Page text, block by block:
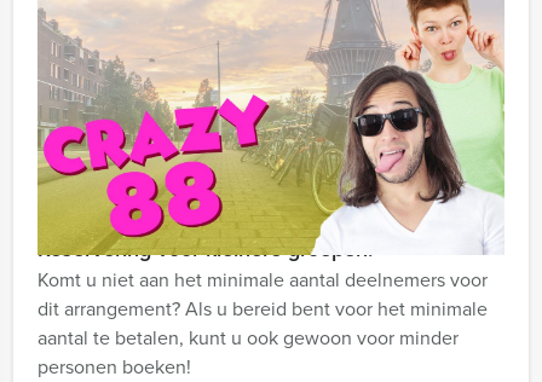
Crazy Tip:
Niet telkens uw knip hoeven trekken om uw drankje af
te rekenen tijdens uw Crazy Lunch? Voor € 13,50 per
persoon per uur (excl. BTW) kunt u gebruikmaken van
het drankarrangement, waarbij u onbeperkt kunt
genieten van bier, fris, huiswijn, koffie en thee. Zo
komt u achteraf niet voor verrassingen te staan!
Reservering voor kleinere groepen:
Komt u niet aan het minimale aantal deelnemers voor
dit arrangement? Als u bereid bent voor het minimale
aantal te betalen, kunt u ook gewoon voor minder
personen boeken!